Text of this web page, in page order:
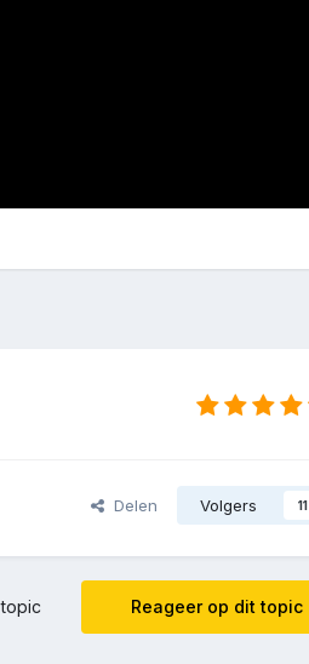
Delen Volgers 11
Reageer op dit topic